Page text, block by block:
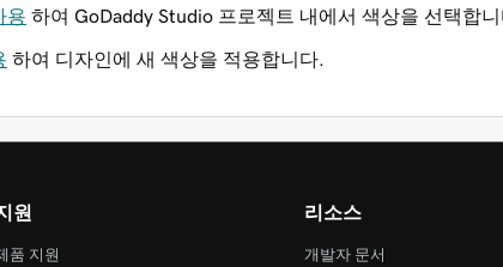
용 하여 GoDaddy Studio 프로젝트 내에서 색상을 선택합니
하여 디자인에 새 색상을 적용합니다.
원
품 지원
리소스
개발자 문서